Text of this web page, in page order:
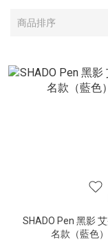
商品排序
SHADO Pen 黑影 艾蜜莉聯
名款（藍色）